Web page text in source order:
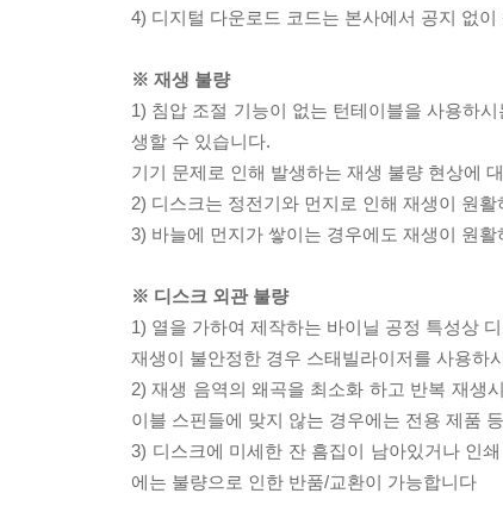
4) 디지털 다운로드 코드는 본사에서 공지 없
※ 재생 불량
1) 침압 조절 기능이 없는 턴테이블을 사용하
생할 수 있습니다.
기기 문제로 인해 발생하는 재생 불량 현상에
2) 디스크는 정전기와 먼지로 인해 재생이 원
3) 바늘에 먼지가 쌓이는 경우에도 재생이 원
※ 디스크 외관 불량
1) 열을 가하여 제작하는 바이닐 공정 특성상
재생이 불안정한 경우 스태빌라이저를 사용하
2) 재생 음역의 왜곡을 최소화 하고 반복 재생
이블 스핀들에 맞지 않는 경우에는 전용 제품
3) 디스크에 미세한 잔 흠집이 남아있거나 인
에는 불량으로 인한 반품/교환이 가능합니다